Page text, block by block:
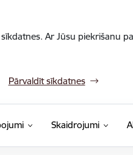
Ar Jūsu piekrišanu
Pārvaldīt sīkdatnes
Skaidrojumi